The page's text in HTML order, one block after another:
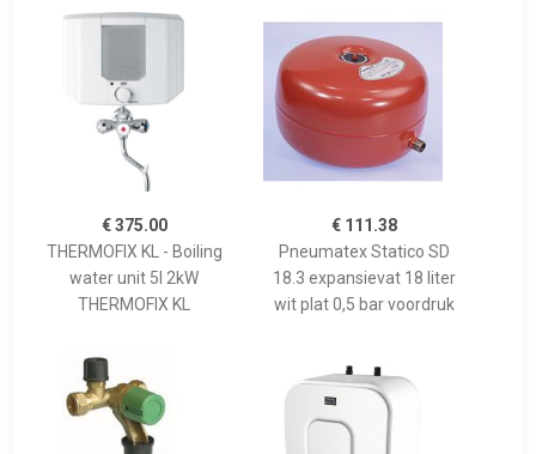
€ 375.00
THERMOFIX KL - Boiling
water unit 5l 2kW
THERMOFIX KL
€ 111.38
Pneumatex Statico SD
18.3 expansievat 18 liter
wit plat 0,5 bar voordruk